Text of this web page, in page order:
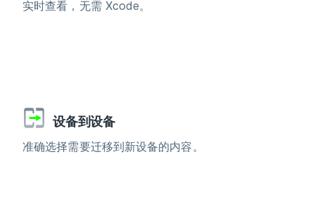
实时查看，无需 Xcode。
设备到设备
准确选择需要迁移到新设备的内容。